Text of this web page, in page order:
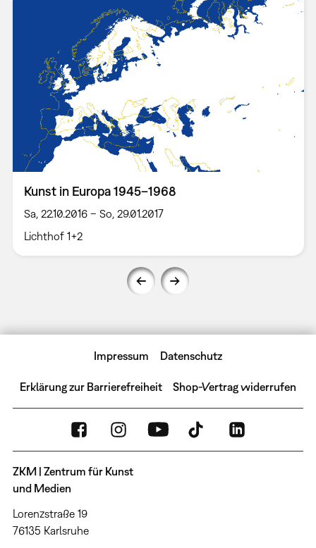
Kunst in Europa 1945–1968
Sa, 22.10.2016 – So, 29.01.2017
Lichthof 1+2
Impressum Datenschutz
Erklärung zur Barrierefreiheit Shop-Vertrag widerrufen
ZKM | Zentrum für Kunst
und Medien
Lorenzstraße 19
76135 Karlsruhe